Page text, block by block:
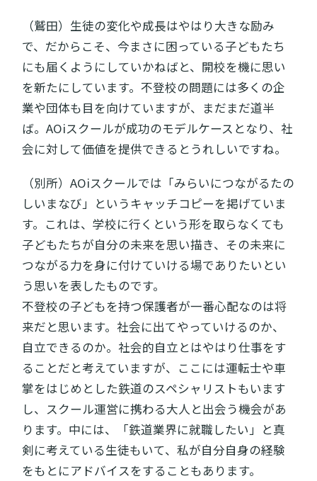
（鷲田）生徒の変化や成長はやはり大きな励み
で、だからこそ、今まさに困っている子どもたち
にも届くようにしていかねばと、開校を機に思い
を新たにしています。不登校の問題には多くの企
業や団体も目を向けていますが、まだまだ道半
ば。AOiスクールが成功のモデルケースとなり、社
会に対して価値を提供できるとうれしいですね。
（別所）AOiスクールでは「みらいにつながるたの
しいまなび」というキャッチコピーを掲げていま
す。これは、学校に行くという形を取らなくても
子どもたちが自分の未来を思い描き、その未来に
つながる力を身に付けていける場でありたいとい
う思いを表したものです。
不登校の子どもを持つ保護者が一番心配なのは将
来だと思います。社会に出てやっていけるのか、
自立できるのか。社会的自立とはやはり仕事をす
ることだと考えていますが、ここには運転士や車
掌をはじめとした鉄道のスペシャリストもいます
し、スクール運営に携わる大人と出会う機会があ
ります。中には、「鉄道業界に就職したい」と真
剣に考えている生徒もいて、私が自分自身の経験
をもとにアドバイスをすることもあります。